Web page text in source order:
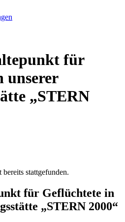
für
unserer
„STERN
bereits stattgefunden.
für Geflüchtete in
„STERN 2000“